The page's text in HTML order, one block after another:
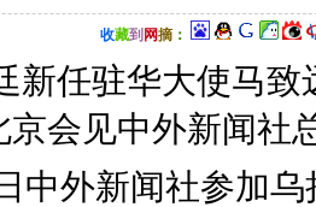
收藏到 网摘：
新任驻华大使马
京会见中外新闻社
中外新闻社参加